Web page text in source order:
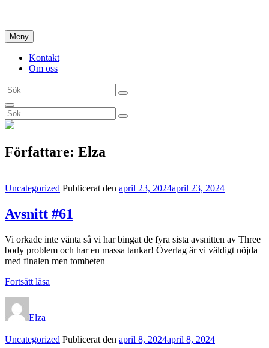
innehåll
Meny
Kontakt
Om oss
Sök
efter:
Sök
Sök
Sök
efter:
Sök
Författare: Elza
Kategorilänkar
Uncategorized Publicerat den april 23, 2024april 23, 2024
Avsnitt #61
Vi orkade inte vänta så vi har bingat de fyra sista avsnitten av Three
body problem och har en massa tankar! Överlag är vi väldigt nöjda
med finalen men tomheten
Fortsätt läsa
Elza
Kategorilänkar
Uncategorized Publicerat den april 8, 2024april 8, 2024